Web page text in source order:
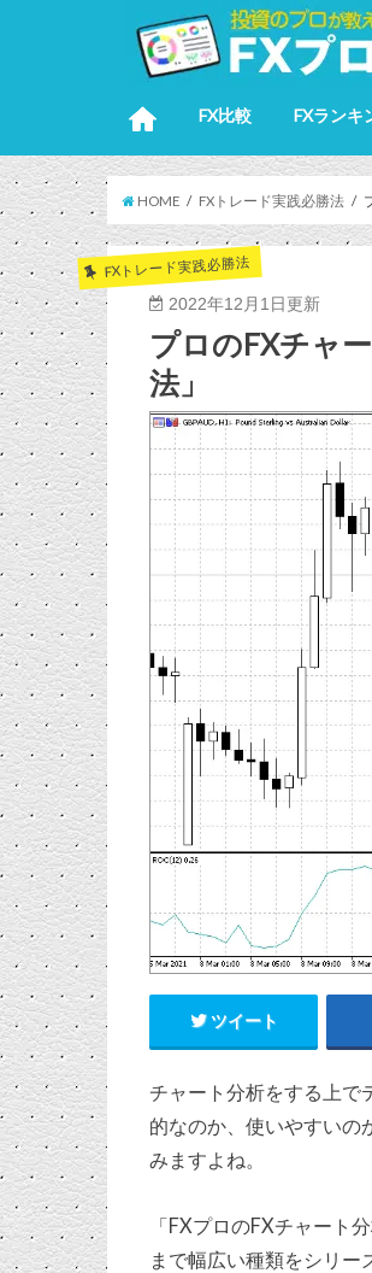
FX比較 FXランキ
HOME FXトレード実践必勝法
FXトレード実践必勝法
2022年12月1日更新
プロのFXチャ
法」
ツイート
チャート分析をする上で
的なのか、使いやすいの
みますよね。
「FXプロのFXチャート
まで幅広い種類をシリー